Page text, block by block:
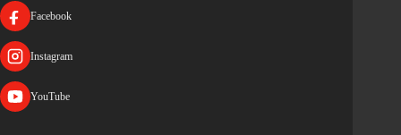
Facebook
Instagram
YouTube